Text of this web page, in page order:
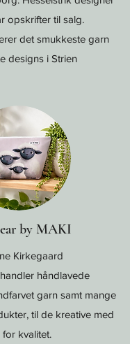
opskrifter til salg.
det smukkeste garn
designs i Strien
by MAKI
Kirkegaard
håndlavede
garn samt mange
til de kreative med
for kvalitet.